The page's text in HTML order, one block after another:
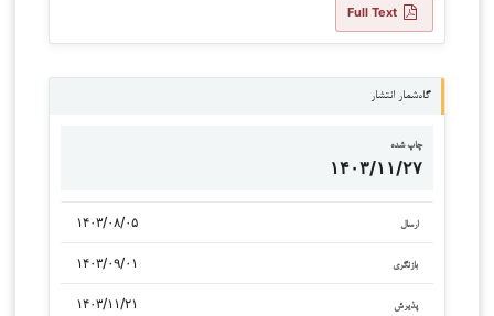
Full Text
گاه‌شمار انتشار
چاپ شده
۱۴۰۳/۱۱/۲۷
ارسال ۱۴۰۳/۰۸/۰۵
بازنگری ۱۴۰۳/۰۹/۰۱
پذیرش ۱۴۰۳/۱۱/۲۱